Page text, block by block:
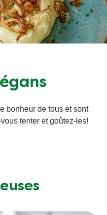
bonheur de tous et sont
tenter et goûtez-les!